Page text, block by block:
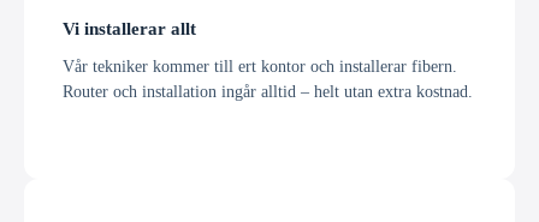
Vi installerar allt
Vår tekniker kommer till ert kontor och installerar fibern.
Router och installation ingår alltid – helt utan extra kostnad.